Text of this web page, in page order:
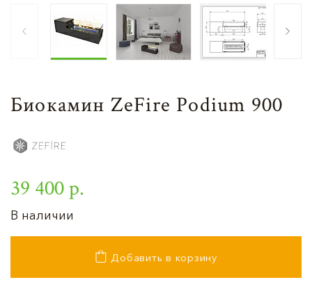
Биокамин ZeFire Podium 900
39 400 р.
В наличии
Добавить в корзину